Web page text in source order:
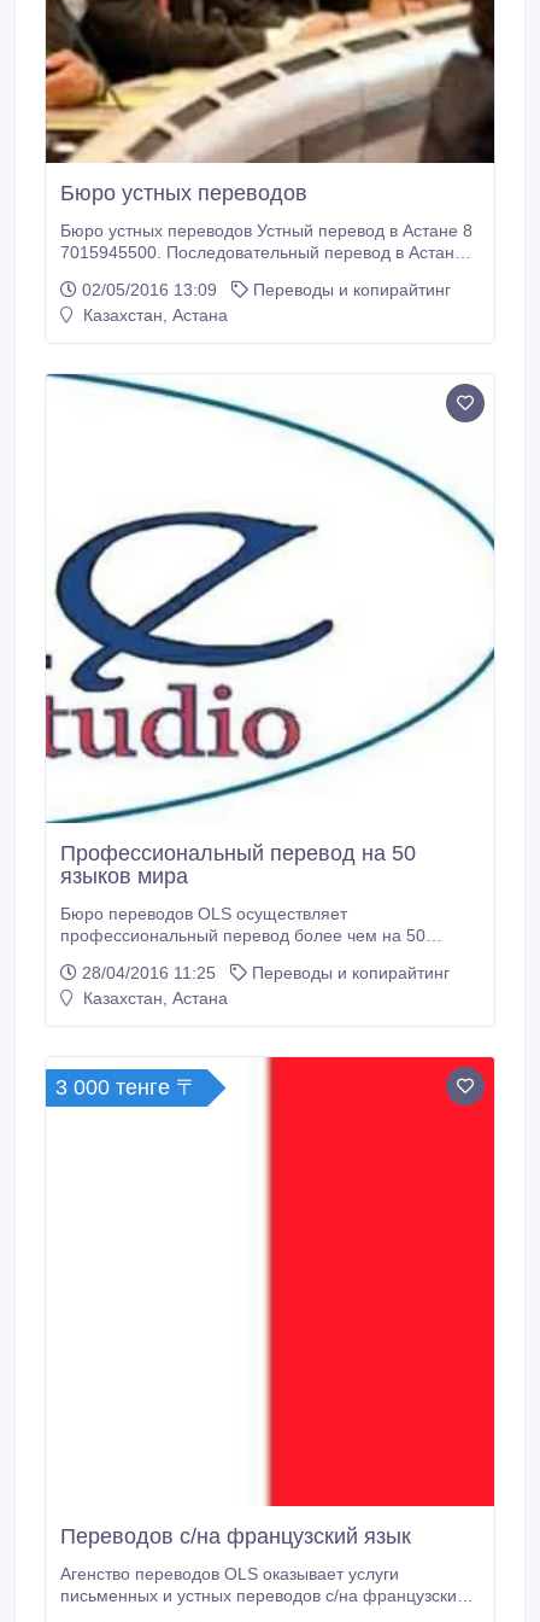
Бюро устных переводов
Бюро устных переводов Устный перевод в Астане 8
7015945500. Последовательный перевод в Астане 8
7015945500 Бюро устных переводов предоставляет
услуги по устному последовательному и
переводчиками на специальных мероприятиях,
конференциях, выставках, переговорах и деловых
02/05/2016 13:09
Переводы и копирайтинг
Казахстан, Астана
Профессиональный перевод на 50
языков мира
Бюро переводов OLS осуществляет
профессиональный перевод более чем на 50
письменному, устному и синхронному переводам.
Мы выполняем перевод текстов любого уровня и
пресс-релизы, реклама и многое другое.
28/04/2016 11:25
Переводы и копирайтинг
Казахстан, Астана
3 000 тенге 〒
Переводов с/на французский язык
Агенство переводов OLS оказывает услуги
письменных и устных переводов с/на французский